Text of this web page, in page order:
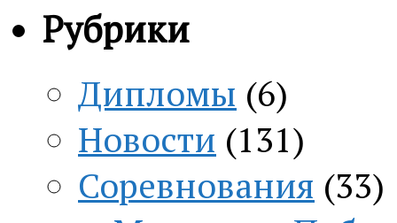
Рубрики
Дипломы (6)
Новости (131)
Соревнования (33)